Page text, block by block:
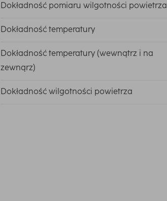
Dokładność pomiaru wilgotności powietrza
Dokładność temperatury
Dokładność temperatury (wewnątrz i na
zewnąrz)
Dokładność wilgotności powietrza